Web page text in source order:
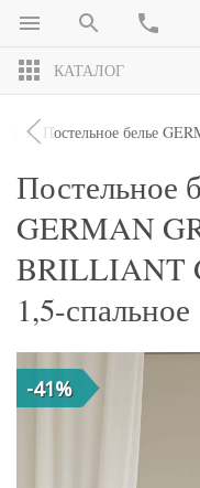
КАТАЛОГ
Постельное белье
Постельное
GERMAN
BRILLIANT
1,5-спальное
-41%